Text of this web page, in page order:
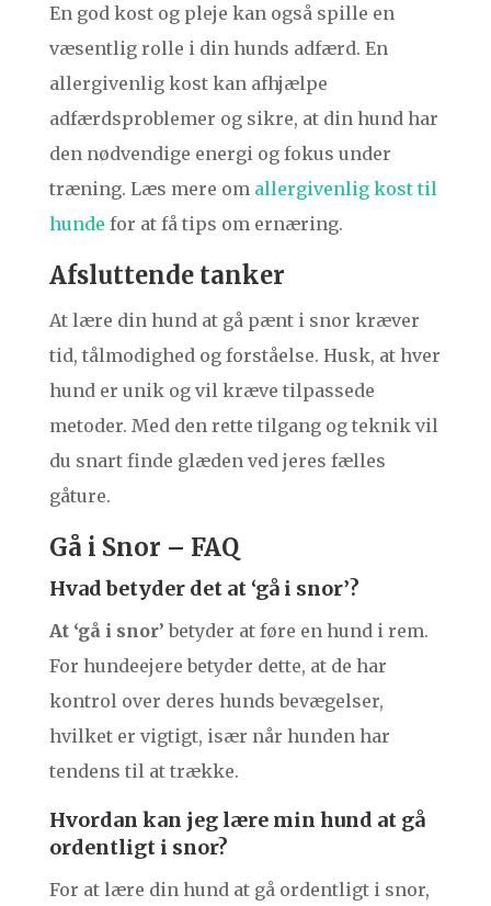
En god kost og pleje kan også spille en
væsentlig rolle i din hunds adfærd. En
allergivenlig kost kan afhjælpe
adfærdsproblemer og sikre, at din hund har
den nødvendige energi og fokus under
træning. Læs mere om allergivenlig kost til
hunde for at få tips om ernæring.
Afsluttende tanker
At lære din hund at gå pænt i snor kræver
tid, tålmodighed og forståelse. Husk, at hver
hund er unik og vil kræve tilpassede
metoder. Med den rette tilgang og teknik vil
du snart finde glæden ved jeres fælles
gåture.
Gå i Snor – FAQ
Hvad betyder det at ‘gå i snor’?
At ‘gå i snor’ betyder at føre en hund i rem.
For hundeejere betyder dette, at de har
kontrol over deres hunds bevægelser,
hvilket er vigtigt, især når hunden har
tendens til at trække.
Hvordan kan jeg lære min hund at gå
ordentligt i snor?
For at lære din hund at gå ordentligt i snor,